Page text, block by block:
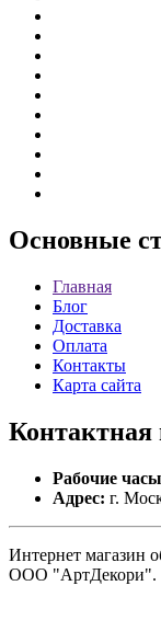
Основные
Главная
Блог
Доставка
Оплата
Контакты
Карта сайта
Контактная
Рабочие
Адрес: г.
Интернет магазин
ООО "АртДекори".